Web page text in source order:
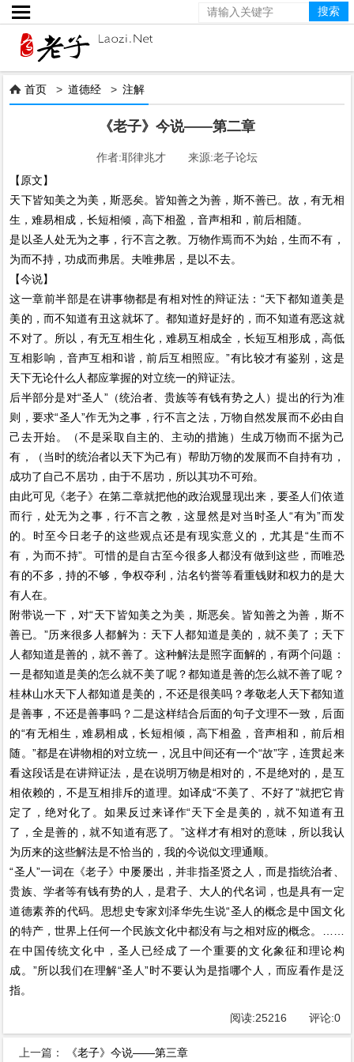

 首页 >道德经 >注解
《老子》今说——第二章
作者:耶律兆才 来源:老子论坛
【原文】
天下皆知美之为美，斯恶矣。皆知善之为善，斯不善已。故，有无相
生，难易相成，长短相倾，高下相盈，音声相和，前后相随。
是以圣人处无为之事，行不言之教。万物作焉而不为始，生而不有，
为而不持，功成而弗居。夫唯弗居，是以不去。
【今说】
这一章前半部是在讲事物都是有相对性的辩证法：“天下都知道美是
美的，而不知道有丑这就坏了。都知道好是好的，而不知道有恶这就
不对了。所以，有无互相生化，难易互相成全，长短互相形成，高低
互相影响，音声互相和谐，前后互相照应。”有比较才有鉴别，这是
天下无论什么人都应掌握的对立统一的辩证法。
后半部分是对“圣人”（统治者、贵族等有钱有势之人）提出的行为准
则，要求“圣人”作无为之事，行不言之法，万物自然发展而不必由自
己去开始。（不是采取自主的、主动的措施）生成万物而不据为己
有，（当时的统治者以天下为己有）帮助万物的发展而不自持有功，
成功了自己不居功，由于不居功，所以其功不可殆。
由此可见《老子》在第二章就把他的政治观显现出来，要圣人们依道
而行，处无为之事，行不言之教，这显然是对当时圣人“有为”而发
的。时至今日老子的这些观点还是有现实意义的，尤其是“生而不
有，为而不持”。可惜的是自古至今很多人都没有做到这些，而唯恐
有的不多，持的不够，争权夺利，沽名钓誉等看重钱财和权力的是大
有人在。
附带说一下，对“天下皆知美之为美，斯恶矣。皆知善之为善，斯不
善已。”历来很多人都解为：天下人都知道是美的，就不美了；天下
人都知道是善的，就不善了。这种解法是照字面解的，有两个问题：
一是都知道是美的怎么就不美了呢？都知道是善的怎么就不善了呢？
桂林山水天下人都知道是美的，不还是很美吗？孝敬老人天下都知道
是善事，不还是善事吗？二是这样结合后面的句子文理不一致，后面
的“有无相生，难易相成，长短相倾，高下相盈，音声相和，前后相
随。”都是在讲物相的对立统一，况且中间还有一个“故”字，连贯起来
看这段话是在讲辩证法，是在说明万物是相对的，不是绝对的，是互
相依赖的，不是互相排斥的道理。如译成“不美了、不好了”就把它肯
定了，绝对化了。如果反过来译作“天下全是美的，就不知道有丑
了，全是善的，就不知道有恶了。”这样才有相对的意味，所以我认
为历来的这些解法是不恰当的，我的今说似文理通顺。
“圣人”一词在《老子》中屡屡出，并非指圣贤之人，而是指统治者、
贵族、学者等有钱有势的人，是君子、大人的代名词，也是具有一定
道德素养的代码。思想史专家刘泽华先生说“圣人的概念是中国文化
的特产，世界上任何一个民族文化中都没有与之相对应的概念。……
在中国传统文化中，圣人已经成了一个重要的文化象征和理论构
成。”所以我们在理解“圣人”时不要认为是指哪个人，而应看作是泛
指。
阅读:25216 评论:0
上一篇： 《老子》今说——第三章